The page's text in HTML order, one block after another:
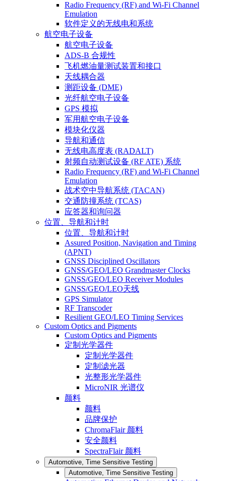
Radio Frequency (RF) and Wi-Fi Channel
Emulation
软件定义的无线电和系统
航空电子设备
航空电子设备
ADS-B 合规性
飞机燃油量测试装置和接口
天线耦合器
测距设备 (DME)
光纤航空电子设备
GPS 模拟
军用航空电子设备
模块化仪器
导航和通信
无线电高度表 (RADALT)
射频自动测试设备 (RF ATE) 系统
Radio Frequency (RF) and Wi-Fi Channel
Emulation
战术空中导航系统 (TACAN)
交通防撞系统 (TCAS)
应答器和询问器
位置、导航和计时
位置、导航和计时
Assured Position, Navigation and Timing
(APNT)
GNSS Disciplined Oscillators
GNSS/GEO/LEO Grandmaster Clocks
GNSS/GEO/LEO Receiver Modules
GNSS/GEO/LEO天线
GPS Simulator
RF Transcoder
Resilient GEO/LEO Timing Services
Custom Optics and Pigments
Custom Optics and Pigments
定制光学器件
定制光学器件
定制滤光器
光整形光学器件
MicroNIR 光谱仪
颜料
颜料
品牌保护
ChromaFlair 颜料
安全颜料
SpectraFlair 颜料
Automotive, Time Sensitive Testing
Automotive, Time Sensitive Testing